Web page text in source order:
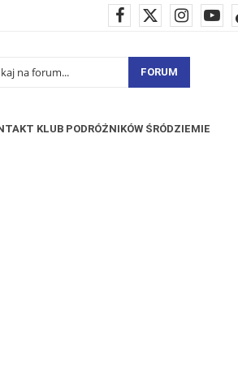
FORUM
KLUB PODRÓŻNIKÓW ŚRÓDZIEMIE